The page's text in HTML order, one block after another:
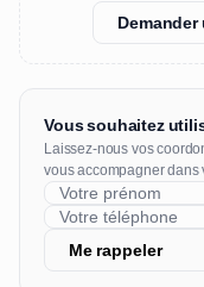
Vous souhaitez
Laissez-nous vos
vous accompagner
Me rappeler